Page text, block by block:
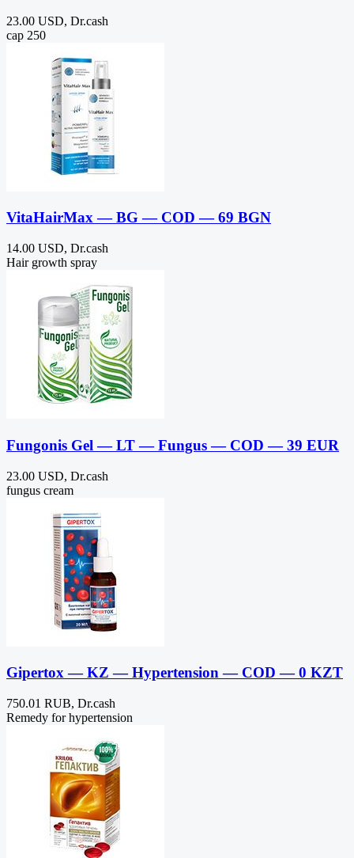
23.00 USD, Dr.cash
cap 250
VitaHairMax — BG — COD — 69 BGN
14.00 USD, Dr.cash
Hair growth spray
Fungonis Gel — LT — Fungus — COD — 39 EUR
23.00 USD, Dr.cash
fungus cream
Gipertox — KZ — Hypertension — COD — 0 KZT
750.01 RUB, Dr.cash
Remedy for hypertension